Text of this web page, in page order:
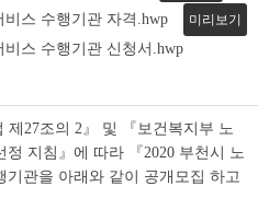
비스 수행기관 자격.hwp 미리보기
비스 수행기관 신청서.hwp
제27조의 2』 및 『보건복지부 노
지침』에 따라 『2020 부천시 노
기관을 아래와 같이 공개모집 하고